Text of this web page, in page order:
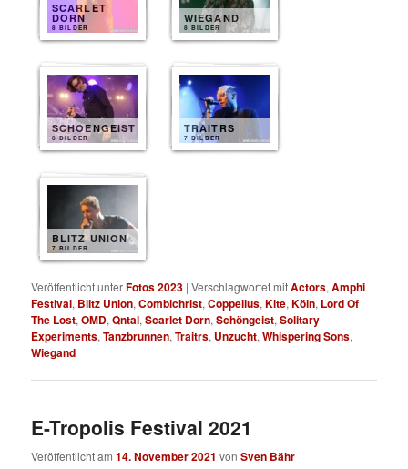
SCARLET
DORN
8 BILDER
WIEGAND
8 BILDER
SCHOENGEIST
8 BILDER
TRAITRS
7 BILDER
BLITZ UNION
7 BILDER
Veröffentlicht unterFotos 2023 |Verschlagwortet mitActors,Amphi
Festival, Blitz Union,Combichrist,Coppelius,Kite,Köln, Lord Of
The Lost,OMD,Qntal,Scarlet Dorn,Schöngeist,Solitary
Experiments,Tanzbrunnen,Traitrs, Unzucht,Whispering Sons,
Wiegand
E-Tropolis Festival 2021
Veröffentlicht am14. November 2021 vonSven Bähr